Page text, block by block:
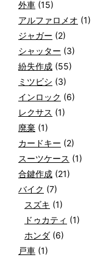
外車 (15)
アルファロメオ (1)
ジャガー (2)
シャッター (3)
紛失作成 (55)
ミツビシ (3)
インロック (6)
レクサス (1)
廃棄 (1)
カードキー (2)
スーツケース (1)
合鍵作成 (21)
バイク (7)
スズキ (1)
ドゥカティ (1)
ホンダ (6)
戸車 (1)